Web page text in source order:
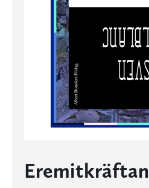
Eremitkräftan